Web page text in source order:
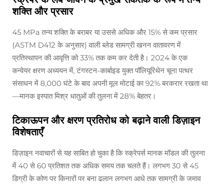
शक्ति और प्रसार
45 MPa तन्य शक्ति के बराबर या उससे अधिक और 15% से कम प्रसार
(ASTM D412 के अनुसार) वाली ब्लेड सामग्री खनन वातावरण में
प्रतिस्थापन की आवृत्ति को 33% तक कम कर देती है। 2024 के एक
कन्वेयर क्षरण अध्ययन में, टंगस्टन-कार्बाइड युक्त पॉलियूरिथेन चूना पत्थर
संसाधन में 8,000 घंटे के बाद अपनी मूल मोटाई का 92% बरकरार रखता था
—मानक इस्पात मिश्र धातुओं की तुलना में 28% बेहतर।
टिकाऊपन और क्षरण प्रतिरोध को बढ़ाने वाली डिज़ाइन
विशेषताएँ
डिज़ाइन नवाचारों से यह साबित हो चुका है कि स्क्रेपर्स मानक मॉडल की तुलना
में 40 से 60 प्रतिशत तक अधिक समय तक चलते हैं। लगभग 30 से 45
डिग्री के कोण पर किनारों पर बना ढलान लगभग आधे तक सामग्री के जमाव